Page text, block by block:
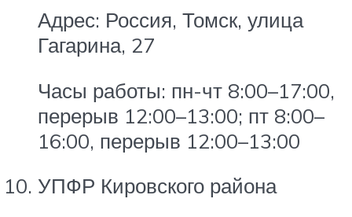
Адрес: Россия, Томск, улица
Гагарина, 27
Часы работы: пн-чт 8:00–17:00,
перерыв 12:00–13:00; пт 8:00–
16:00, перерыв 12:00–13:00
УПФР Кировского района